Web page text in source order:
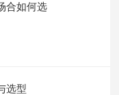
合如何选
选型